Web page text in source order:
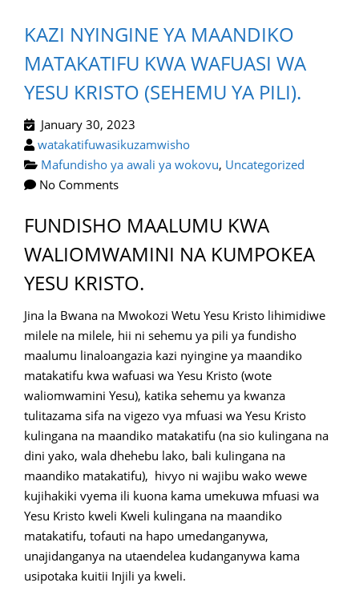
KAZI NYINGINE YA MAANDIKO
MATAKATIFU KWA WAFUASI WA
YESU KRISTO (SEHEMU YA PILI).
January 30, 2023
watakatifuwasikuzamwisho
Mafundisho ya awali ya wokovu, Uncategorized
No Comments
FUNDISHO MAALUMU KWA
WALIOMWAMINI NA KUMPOKEA
YESU KRISTO.
Jina la Bwana na Mwokozi Wetu Yesu Kristo lihimidiwe
milele na milele, hii ni sehemu ya pili ya fundisho
maalumu linaloangazia kazi nyingine ya maandiko
matakatifu kwa wafuasi wa Yesu Kristo (wote
waliomwamini Yesu), katika sehemu ya kwanza
tulitazama sifa na vigezo vya mfuasi wa Yesu Kristo
kulingana na maandiko matakatifu (na sio kulingana na
dini yako, wala dhehebu lako, bali kulingana na
maandiko matakatifu), hivyo ni wajibu wako wewe
kujihakiki vyema ili kuona kama umekuwa mfuasi wa
Yesu Kristo kweli Kweli kulingana na maandiko
matakatifu, tofauti na hapo umedanganywa,
unajidanganya na utaendelea kudanganywa kama
usipotaka kuitii Injili ya kweli.